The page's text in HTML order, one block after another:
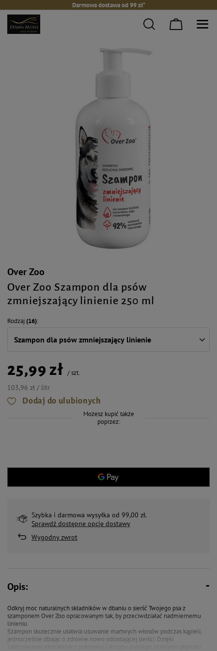
Darmowa dostawa od 99 zł*
Over Zoo
Over Zoo Szampon dla psów
zmniejszający linienie 250 ml
Rodzaj(16)
Szampon dla psów zmniejszający linienie
25,99 zł /szt.
103,96 zł / litr
Dodaj do ulubionych
Możesz kupić także
poprzez:
Szybka i darmowa wysyłka od 99,00 zł.
Sprawdź dostępne opcje dostawy
Wygodny zwrot
Opis:
Odkryj moc naturalnych składników w dbaniu o sierść Twojego psa z
szamponem Over Zoo opracowanym tak, by przeciwdziałać nadmiernemu
linieniu.
Szampon skutecznie ułatwia usuwanie martwych włosów podczas kąpieli,
jednocześnie dbając o zdrowie nowo odrastającej sierści. Dzięki